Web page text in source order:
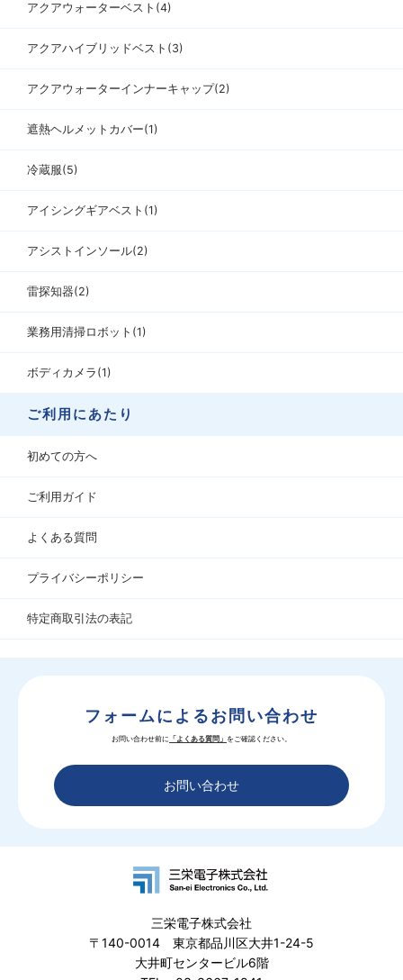
アクアウォーターベスト(4)
アクアハイブリッドベスト(3)
アクアウォーターインナーキャップ(2)
遮熱ヘルメットカバー(1)
冷蔵服(5)
アイシングギアベスト(1)
アシストインソール(2)
雷探知器(2)
業務用清掃ロボット(1)
ボディカメラ(1)
ご利用にあたり
初めての方へ
ご利用ガイド
よくある質問
プライバシーポリシー
特定商取引法の表記
フォームによるお問い合わせ
お問い合わせ前に 「よくある質問」 をご確認ください。
お問い合わせ
三栄電子株式会社
〒140-0014 東京都品川区大井1-24-5
大井町センタービル6階